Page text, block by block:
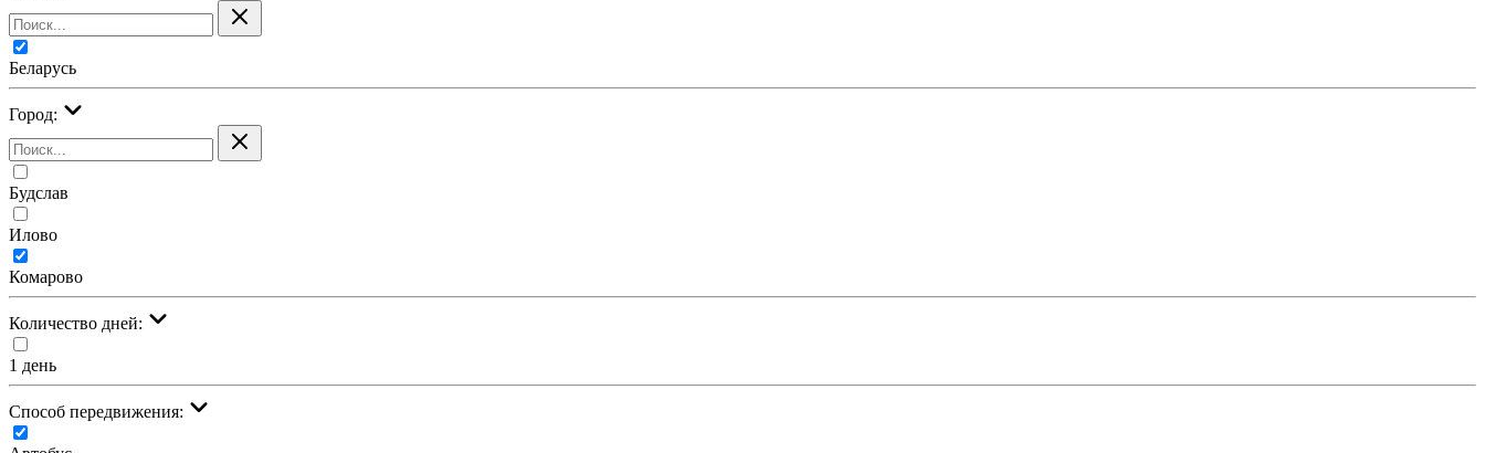
Беларусь
Город:
Будслав
Илово
Комарово
Количество дней:
1 день
Cпособ передвижения: